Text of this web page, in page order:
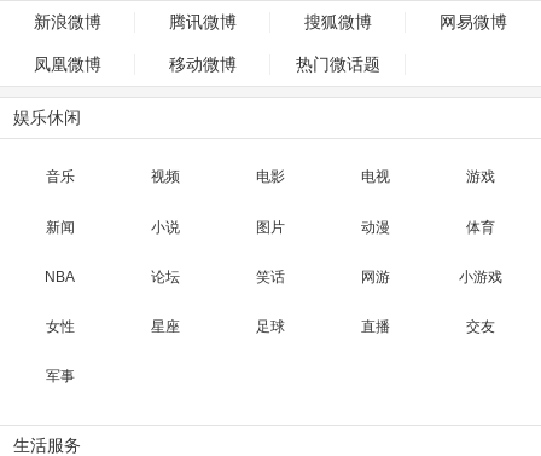
新浪微博 腾讯微博 搜狐微博 网易微博
凤凰微博 移动微博 热门微话题
娱乐休闲
音乐 视频 电影 电视 游戏
新闻 小说 图片 动漫 体育
NBA 论坛 笑话 网游 小游戏
女性 星座 足球 直播 交友
军事
生活服务